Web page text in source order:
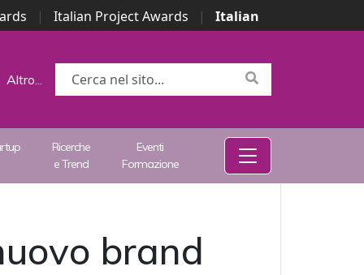
| Italian Project Awards |
Italian
Altro...
Ricerche
e Trend
Eventi
Formazione
brand